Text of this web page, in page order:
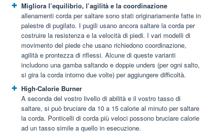
Migliora l’equilibrio, l’agilità e la coordinazione
allenamenti corda per saltare sono stati originariamente fatte in
palestre di pugilato. I pugili usano ancora saltare la corda per
costruire la resistenza e la velocità di piedi. I vari modelli di
movimento del piede che usano richiedono coordinazione,
agilità e prontezza di riflessi. Alcune di queste varianti
includono una gamba saltando e doppie unders (per ogni salto,
si gira la corda intorno due volte) per aggiungere difficoltà.
High-Calorie Burner
A seconda del vostro livello di abilità e il vostro tasso di
saltare, si può bruciare da 10 a 15 calorie al minuto per saltare
la corda. Ponticelli di corda più veloci possono bruciare calorie
ad un tasso simile a quello in esecuzione.